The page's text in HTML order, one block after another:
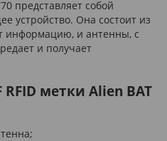
представляет собой
устройство. Она состоит из
информацию, и антенны, с
и получает
метки Alien BAT